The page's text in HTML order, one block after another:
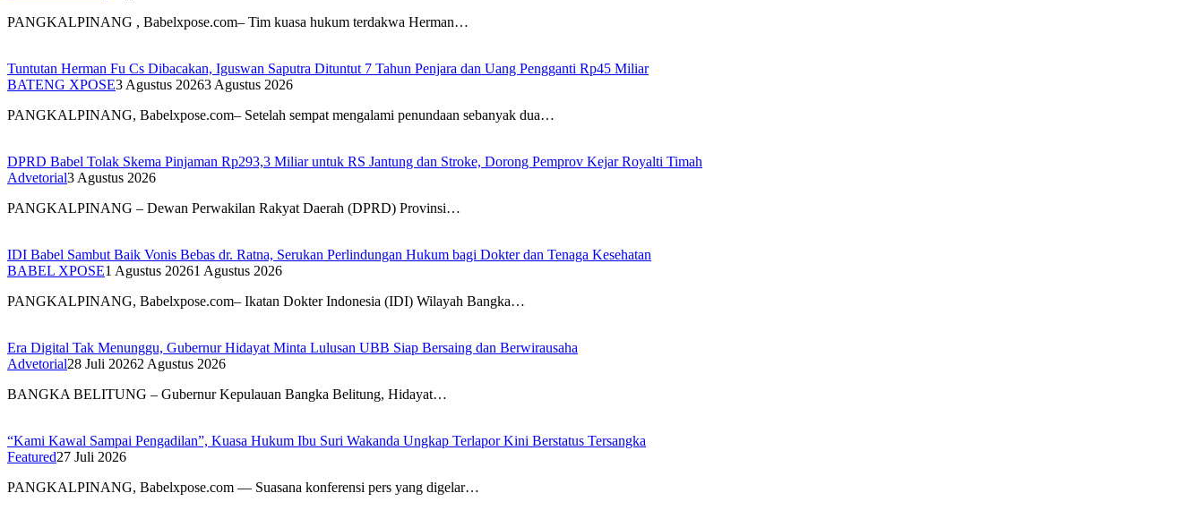
PANGKALPINANG , Babelxpose.com– Tim kuasa hukum terdakwa Herman…
Tuntutan Herman Fu Cs Dibacakan, Iguswan Saputra Dituntut 7 Tahun Penjara dan Uang Pengganti Rp45 Miliar
BATENG XPOSE3 Agustus 20263 Agustus 2026
PANGKALPINANG, Babelxpose.com– Setelah sempat mengalami penundaan sebanyak dua…
DPRD Babel Tolak Skema Pinjaman Rp293,3 Miliar untuk RS Jantung dan Stroke, Dorong Pemprov Kejar Royalti Timah
Advetorial3 Agustus 2026
PANGKALPINANG – Dewan Perwakilan Rakyat Daerah (DPRD) Provinsi…
IDI Babel Sambut Baik Vonis Bebas dr. Ratna, Serukan Perlindungan Hukum bagi Dokter dan Tenaga Kesehatan
BABEL XPOSE1 Agustus 20261 Agustus 2026
PANGKALPINANG, Babelxpose.com– Ikatan Dokter Indonesia (IDI) Wilayah Bangka…
Era Digital Tak Menunggu, Gubernur Hidayat Minta Lulusan UBB Siap Bersaing dan Berwirausaha
Advetorial28 Juli 20262 Agustus 2026
BANGKA BELITUNG – Gubernur Kepulauan Bangka Belitung, Hidayat…
“Kami Kawal Sampai Pengadilan”, Kuasa Hukum Ibu Suri Wakanda Ungkap Terlapor Kini Berstatus Tersangka
Featured27 Juli 2026
PANGKALPINANG, Babelxpose.com — Suasana konferensi pers yang digelar…